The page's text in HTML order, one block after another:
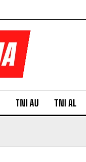
TNI AU TNI AL